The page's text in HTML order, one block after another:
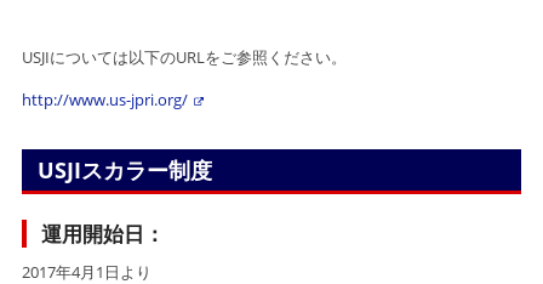
USJIについては以下のURLをご参照ください。
http://www.us-jpri.org/
USJIスカラー制度
運用開始日：
2017年4月1日より